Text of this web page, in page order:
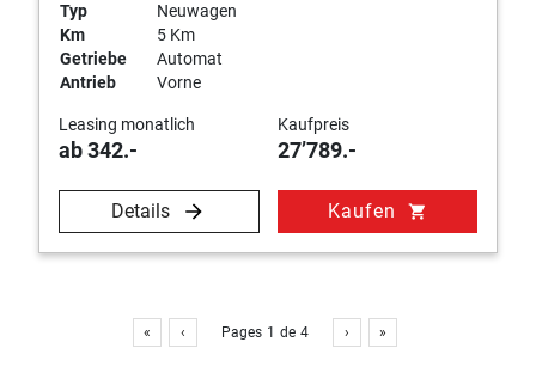
Typ
Neuwagen
Km
5 Km
Getriebe
Automat
Antrieb
Vorne
Leasing monatlich
ab 342.-
Kaufpreis
27’789.-
Details Kaufen shopping_cart
« ‹ Pages 1 de 4 › »